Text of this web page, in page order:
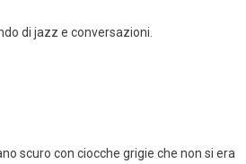
di jazz e conversazioni.
scuro con ciocche grigie che non si era